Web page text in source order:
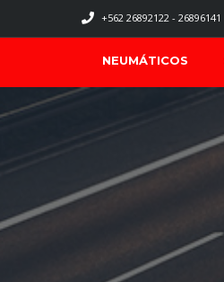
+562 26892122 - 26896141
NEUMÁTICOS